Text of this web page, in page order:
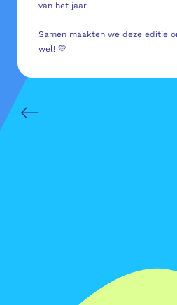
van het jaar.
Samen maakten we deze editie
wel! 💛